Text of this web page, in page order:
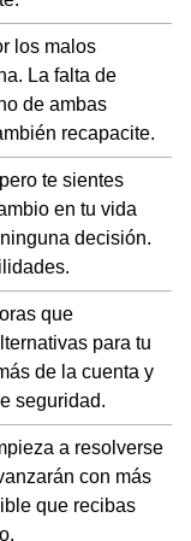
los malos
La falta de
de ambas
recapacite.
te sientes
en tu vida
decisión.
que
para tu
de la cuenta y
seguridad.
a resolverse
con más
que recibas